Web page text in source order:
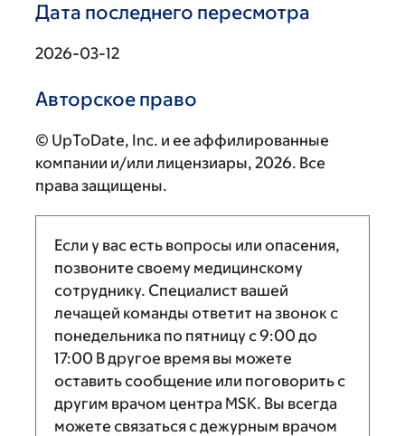
Дата последнего пересмотра
2026-03-12
Авторское право
© UpToDate, Inc. и ее аффилированные
компании и/или лицензиары, 2026. Все
права защищены.
Если у вас есть вопросы или опасения,
позвоните своему медицинскому
сотруднику. Специалист вашей
лечащей команды ответит на звонок с
понедельника по пятницу с9:00 до
17:00 В другое время вы можете
оставить сообщение или поговорить с
другим врачом центра MSK. Вы всегда
можете связаться с дежурным врачом